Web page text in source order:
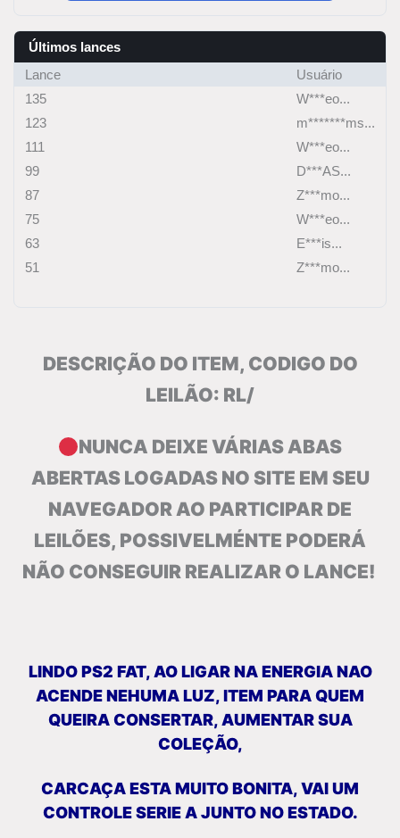
Últimos lances
Lance
Usuário
135
W***eo...
123
m*******ms...
111
W***eo...
99
D***AS...
87
Z***mo...
75
W***eo...
63
E***is...
51
Z***mo...
DESCRIÇÃO DO ITEM, CODIGO DO
LEILÃO: RL/
NUNCA DEIXE VÁRIAS ABAS
ABERTAS LOGADAS NO SITE EM SEU
NAVEGADOR AO PARTICIPAR DE
LEILÕES, POSSIVELMÉNTE PODERÁ
NÃO CONSEGUIR REALIZAR O LANCE!
LINDO PS2 FAT, AO LIGAR NA ENERGIA NAO
ACENDE NEHUMA LUZ, ITEM PARA QUEM
QUEIRA CONSERTAR, AUMENTAR SUA
COLEÇÃO,
CARCAÇA ESTA MUITO BONITA, VAI UM
CONTROLE SERIE A JUNTO NO ESTADO.